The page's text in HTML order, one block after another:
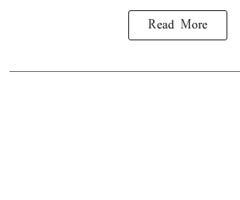
Read More